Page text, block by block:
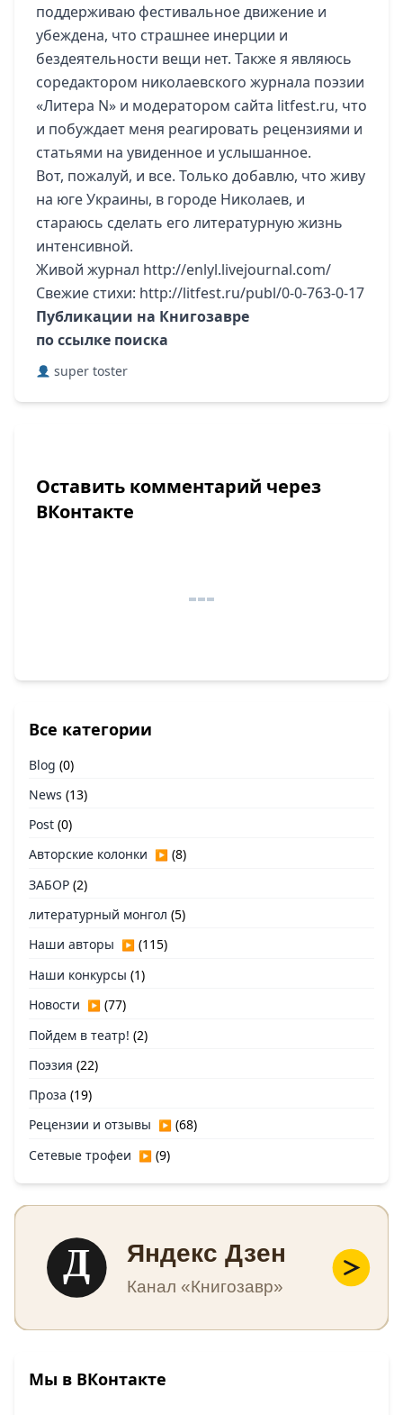
поддерживаю фестивальное движение и
убеждена, что страшнее инерции и
бездеятельности вещи нет. Также я являюсь
соредактором николаевского журнала поэзии
«Литера N» и модератором сайта litfest.ru, что
и побуждает меня реагировать рецензиями и
статьями на увиденное и услышанное.
Вот, пожалуй, и все. Только добавлю, что живу
на юге Украины, в городе Николаев, и
стараюсь сделать его литературную жизнь
интенсивной.
Живой журнал http://enlyl.livejournal.com/
Свежие стихи: http://litfest.ru/publ/0-0-763-0-17
Публикации на Книгозавре
по ссылке поиска
super toster
Оставить комментарий через
ВКонтакте
Все категории
Blog (0)
News (13)
Post (0)
Авторские колонки ▶ (8)
ЗАБОР (2)
литературный монгол (5)
Наши авторы ▶ (115)
Наши конкурсы (1)
Новости ▶ (77)
Пойдем в театр! (2)
Поэзия (22)
Проза (19)
Рецензии и отзывы ▶ (68)
Сетевые трофеи ▶ (9)
Д Яндекс Дзен
Канал «Книгозавр»
Мы в ВКонтакте